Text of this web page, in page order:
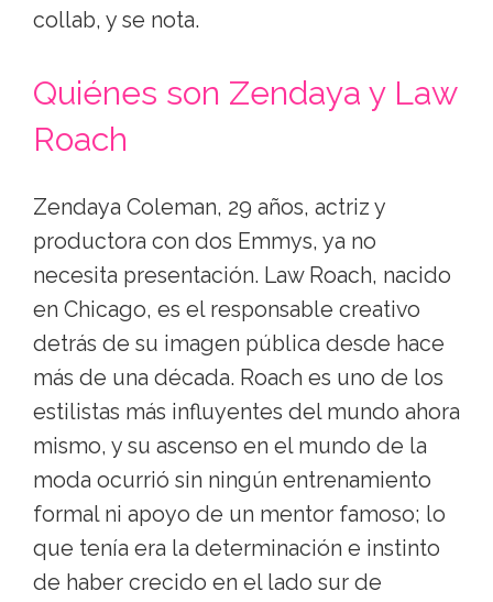
collab, y se nota.
Quiénes son Zendaya y Law
Roach
Zendaya Coleman, 29 años, actriz y
productora con dos Emmys, ya no
necesita presentación. Law Roach, nacido
en Chicago, es el responsable creativo
detrás de su imagen pública desde hace
más de una década. Roach es uno de los
estilistas más influyentes del mundo ahora
mismo, y su ascenso en el mundo de la
moda ocurrió sin ningún entrenamiento
formal ni apoyo de un mentor famoso; lo
que tenía era la determinación e instinto
de haber crecido en el lado sur de